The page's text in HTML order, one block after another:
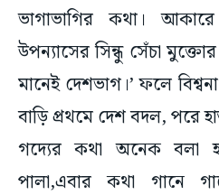
উপন্যাসের সিন্ধু সেঁচা
মানেই দেশভাগ।’ ফলে
বাড়ি প্রথমে দেশ বদল, পরে
গদ্যের কথা অনেক বলা
পালা,এবার কথা গানে
টুকরোভাবে পাওয়া